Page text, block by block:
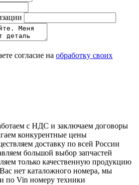
согласие на обработку своих
с НДС и заключаем договоры
конкурентные цены
доставку по всей России
большой выбор запчастей
только качественную продукцию
нет каталожного номера, мы
по Vin номеру техники